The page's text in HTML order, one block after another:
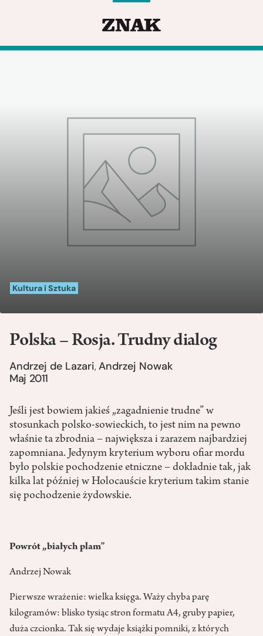
Kultura i Sztuka
Polska – Rosja. Trudny dialog
Andrzej de Lazari,Andrzej Nowak
Maj 2011
Jeśli jest bowiem jakieś „zagadnienie trudne” w
stosunkach polsko-sowieckich, to jest nim na pewno
właśnie ta zbrodnia – największa i zarazem najbardziej
zapomniana. Jedynym kryterium wyboru ofiar mordu
było polskie pochodzenie etniczne – dokładnie tak, jak
kilka lat później w Holocauście kryterium takim stanie
się pochodzenie żydowskie.
Powrót „białych plam”
Andrzej Nowak
Pierwsze wrażenie: wielka księga. Waży chyba parę
kilogramów: blisko tysiąc stron formatu A4, gruby papier,
duża czcionka. Tak się wydaje książki pomniki, z których